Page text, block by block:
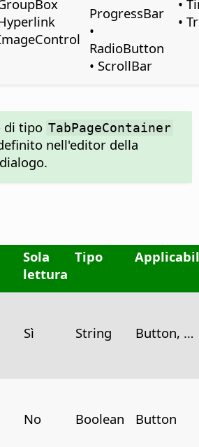
ProgressBar
•
RadioButton
• ScrollBar
•
•
di tipo TabPageContainer
nell'editor della
Sola
lettura
Tipo
Sì String Button, …
No Boolean Button